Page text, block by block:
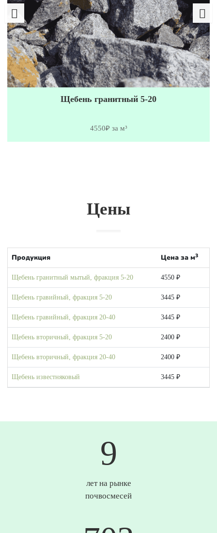
Щебень гранитный 5-20
4550₽ за м³
Цены
Продукция Цена за м3
Щебень гранитный мытый, фракция 5-20 4550 ₽
Щебень гравийный, фракция 5-20 3445 ₽
Щебень гравийный, фракция 20-40 3445 ₽
Щебень вторичный, фракция 5-20 2400 ₽
Щебень вторичный, фракция 20-40 2400 ₽
Щебень известняковый 3445 ₽
10
лет на рынке
почвосмесей